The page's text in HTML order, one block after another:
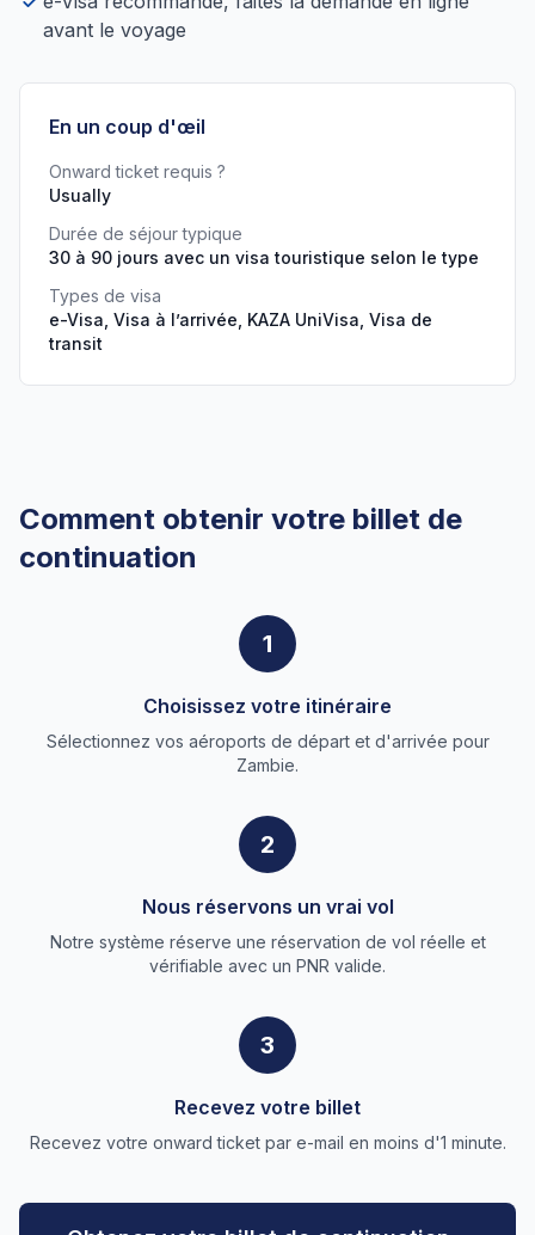
avant le voyage
En un coup d'œil
Onward ticket requis ?
Usually
Durée de séjour typique
30 à 90 jours avec un visa touristique selon le type
Types de visa
e-Visa, Visa à l’arrivée, KAZA UniVisa, Visa de
transit
Comment obtenir votre billet de
continuation
1
Choisissez votre itinéraire
Sélectionnez vos aéroports de départ et d'arrivée pour
Zambie.
2
Nous réservons un vrai vol
Notre système réserve une réservation de vol réelle et
vérifiable avec un PNR valide.
3
Recevez votre billet
Recevez votre onward ticket par e-mail en moins d'1 minute.